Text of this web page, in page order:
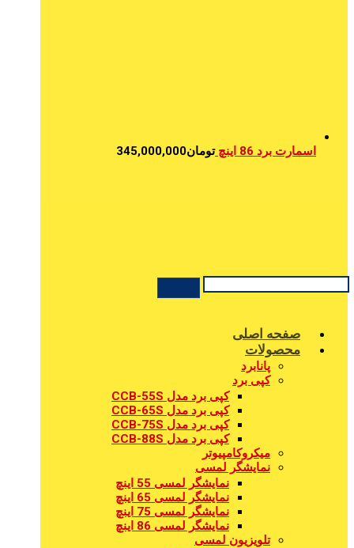
اسمارت برد 86 اینچ تومان345,000,000
صفحه اصلی
محصولات
پانابرد
کپی برد
کپی برد مدل CCB-55S
کپی برد مدل CCB-65S
کپی برد مدل CCB-75S
کپی برد مدل CCB-88S
میکروکامپیوتر
نمایشگر لمسی
نمایشگر لمسی 55 اینچ
نمایشگر لمسی 65 اینچ
نمایشگر لمسی 75 اینچ
نمایشگر لمسی 86 اینچ
تلویزیون لمسی